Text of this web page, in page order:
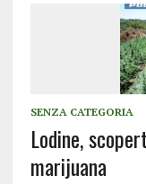
SENZA CATEGORIA
Lodine,
marijuana